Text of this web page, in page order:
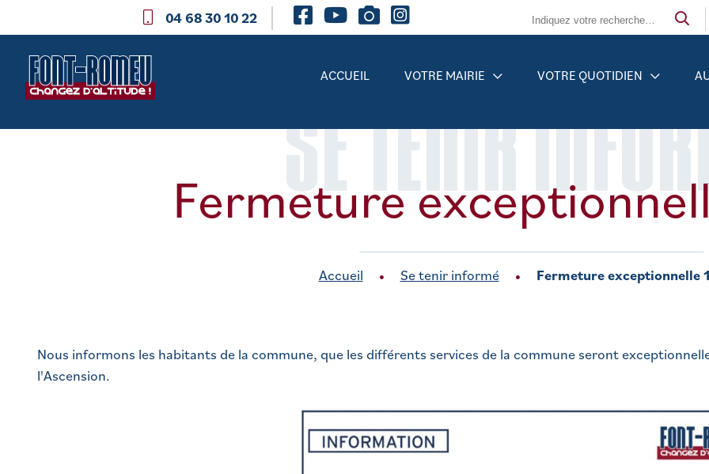
04 68 30 10 22
ACCUEIL VOTRE MAIRIE VOTRE QUOTIDIEN
SE TENIR
Fermeture
Accueil Se tenir informé Fermeture exceptionnelle
Nous informons les habitants de la commune, que les différents services de la commune seront
l'Ascension.